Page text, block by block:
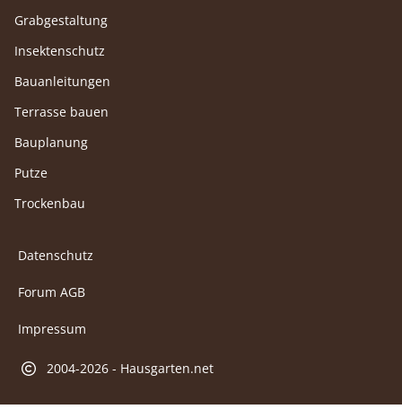
Grabgestaltung
Insektenschutz
Bauanleitungen
Terrasse bauen
Bauplanung
Putze
Trockenbau
Datenschutz
Forum AGB
Impressum
2004-2026 - Hausgarten.net